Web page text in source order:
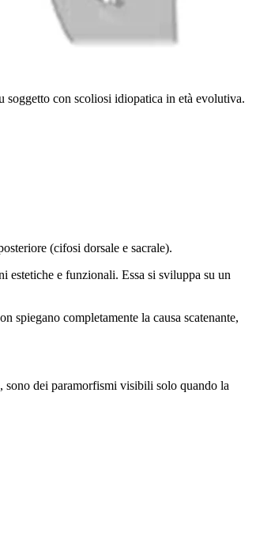
soggetto con scoliosi idiopatica in età evolutiva.
(cifosi dorsale e sacrale).
estetiche e funzionali. Essa si sviluppa su un
spiegano completamente la causa scatenante,
sono dei paramorfismi visibili solo quando la